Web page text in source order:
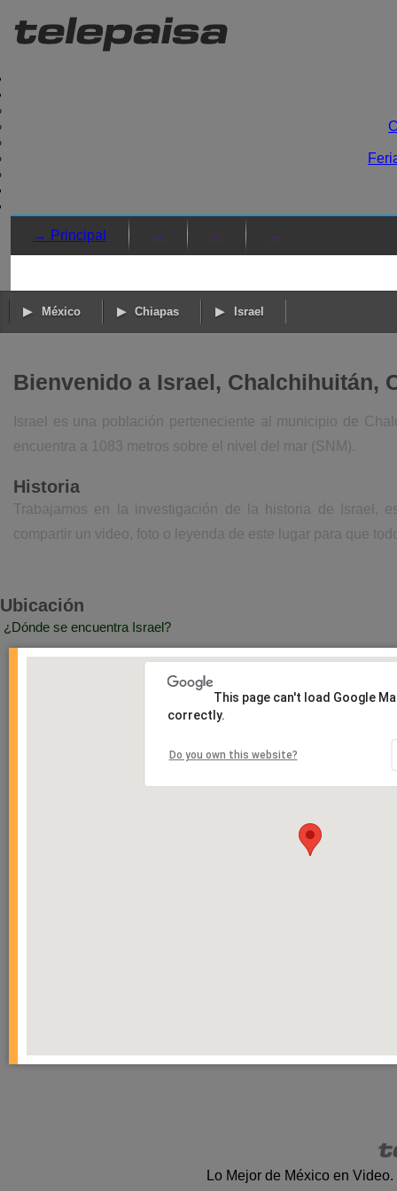
→ Principal → → →
México Chiapas Israel
Bienvenido a Israel, Chalchihuitán,
Israel es una población perteneciente al municipio de
encuentra a 1083 metros sobre el nivel del mar (SNM).
Historia
Trabajamos en la investigación de la historia de Israel,
compartir un video, foto o leyenda de este lugar para que
Ubicación
¿Dónde se encuentra Israel?
This page can't load Google
correctly.
Do you own this website?
Lo Mejor de México en